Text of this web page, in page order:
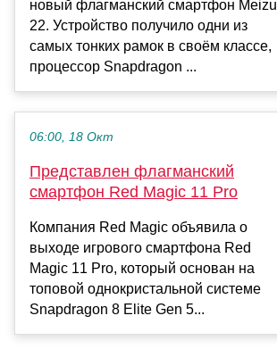
новый флагманский смартфон Meizu
22. Устройство получило одни из
самых тонких рамок в своём классе,
процессор Snapdragon ...
06:00, 18 Окт
Представлен флагманский
смартфон Red Magic 11 Pro
Компания Red Magic объявила о
выходе игрового смартфона Red
Magic 11 Pro, который основан на
топовой однокристальной системе
Snapdragon 8 Elite Gen 5...